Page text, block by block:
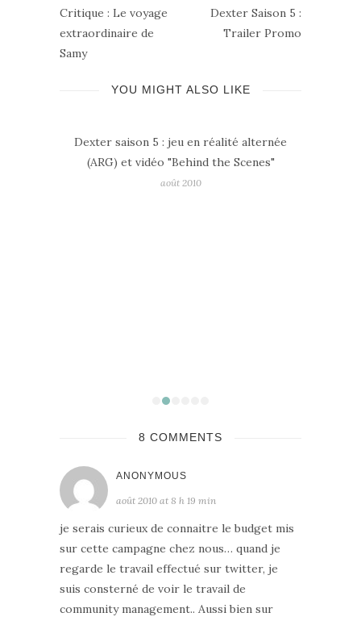
Critique : Le voyage
extraordinaire de
Samy
Dexter Saison 5 :
Trailer Promo
YOU MIGHT ALSO LIKE
Dexter saison 5 : jeu en réalité alternée
(ARG) et vidéo "Behind the Scenes"
août 2010
8 COMMENTS
ANONYMOUS
août 2010 at 8 h 19 min
je serais curieux de connaitre le budget mis
sur cette campagne chez nous… quand je
regarde le travail effectué sur twitter, je
suis consterné de voir le travail de
community management.. Aussi bien sur